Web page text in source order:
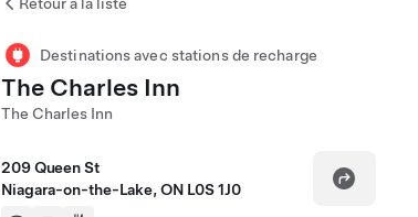
Destinations avec stations de recharge
The Charles Inn
The Charles Inn
209 Queen St
Niagara-on-the-Lake, ON L0S 1J0